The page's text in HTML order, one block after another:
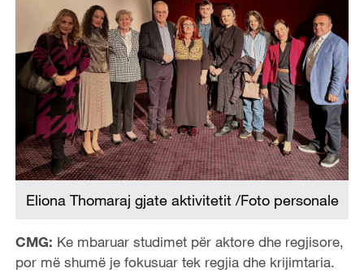
Eliona Thomaraj gjate aktivitetit /Foto personale
CMG: Ke mbaruar studimet për aktore dhe regjisore,
por më shumë je fokusuar tek regjia dhe krijimtaria.